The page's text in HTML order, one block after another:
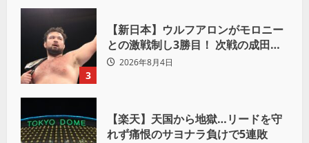
3
【新日本】ウルフアロンがモロニー
との激戦制し3勝目！ 次戦の成田蓮
へ宣言「アイツの王道を俺の王道で
2026年8月4日
【楽天】天国から地獄…リードを守
れず痛恨のサヨナラ負けで5連敗